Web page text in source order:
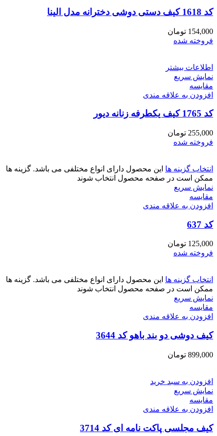
کد 1618 کیف دستی دوشی دخترانه مدل الینا
154,000 تومان
فروخته شده
اطلاعات بیشتر
نمایش سریع
مقايسه
افزودن به علاقه مندی
کد 1765 کیف یکطرفه زنانه دیور
255,000 تومان
فروخته شده
انتخاب گزینه ها این محصول دارای انواع مختلفی می باشد. گزینه ها
ممکن است در صفحه محصول انتخاب شوند
نمایش سریع
مقايسه
افزودن به علاقه مندی
کد 637
125,000 تومان
فروخته شده
انتخاب گزینه ها این محصول دارای انواع مختلفی می باشد. گزینه ها
ممکن است در صفحه محصول انتخاب شوند
نمایش سریع
مقايسه
افزودن به علاقه مندی
کیف دوشی دو بند باهو کد 3644
899,000 تومان
افزودن به سبد خرید
نمایش سریع
مقايسه
افزودن به علاقه مندی
کیف مجلسی پاکت نامه ای کد 3714